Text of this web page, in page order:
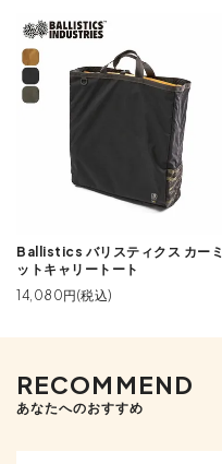
Ballistics バリスティクス カーミ
ットキャリートート
14,080円(税込)
RECOMMEND
あなたへのおすすめ